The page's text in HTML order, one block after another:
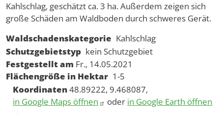
Kahlschlag, geschätzt ca. 3 ha. Außerdem zeigen sich
große Schäden am Waldboden durch schweres Gerät.
Waldschadenskategorie Kahlschlag
Schutzgebietstyp kein Schutzgebiet
Festgestellt am Fr., 14.05.2021
Flächengröße in Hektar 1-5
Koordinaten48.89222, 9.468087,
in Google Maps öffnen
oder in Google Earth öffnen